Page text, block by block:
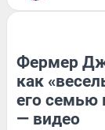
Фермер
как
его семью
— видео